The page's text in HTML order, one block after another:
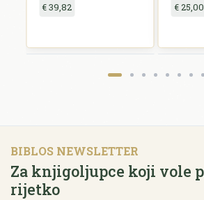
€ 39,82 € 25,00
BIBLOS NEWSLETTER
Za knjigoljupce koji vole
rijetko